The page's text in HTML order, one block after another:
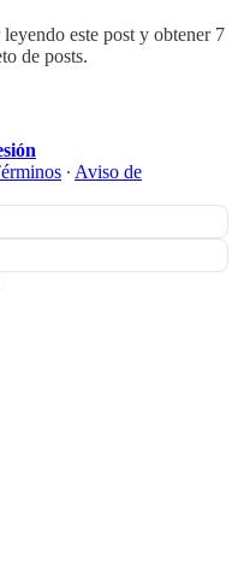
leyendo este post y obtener 7
de posts.
∙ Aviso de